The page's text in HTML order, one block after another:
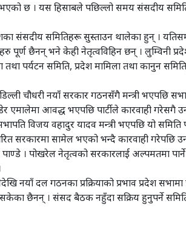
छ । यस हिसाबले पछिल्लो समय संसदीय
संसदीय समितिहरू सुस्ताउन थालेका हुन् ।
पूर्ण छैनन् भने केही नेतृत्वविहिन छन् । लुम्विनी
तथा पर्यटन समिति, प्रदेश मामिला तथा कानुन
चौधरी नयाँ सरकार गठनसँगै मन्त्री भएपछि
एमालेमा आवद्ध भएपछि पार्टीले कारवाही
विजय वहादुर यादव मन्त्री भएपछि यो
सरकारमा सामेल भएको भन्दै कारवाही
। पोखरेल नेतृत्वको सरकारलाई अल्पमतमा
नयाँ दल गठनका प्रक्रियाको प्रभाव प्रदेश
छैनन् । संसद बैठक नहुँदा सक्रिय हुनुपर्ने